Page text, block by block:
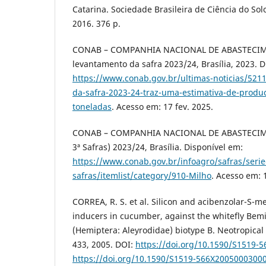
Catarina. Sociedade Brasileira de Ciência do
2016. 376 p.
CONAB – COMPANHIA NACIONAL DE
levantamento da safra 2023/24, Brasília, 2023.
https://www.conab.gov.br/ultimas-noticias/
da-safra-2023-24-traz-uma-estimativa-de-
toneladas. Acesso em: 17 fev. 2025.
CONAB – COMPANHIA NACIONAL DE
3ª Safras) 2023/24, Brasília. Disponível em:
https://www.conab.gov.br/infoagro/safras/
safras/itemlist/category/910-Milho. Acesso em:
CORREA, R. S. et al. Silicon and acibenzolar-S-
inducers in cucumber, against the whitefly
(Hemiptera: Aleyrodidae) biotype B. Neotropical
433, 2005. DOI: https://doi.org/10.1590/S1519-
https://doi.org/10.1590/S1519-